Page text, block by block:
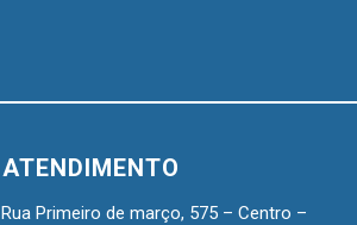
ATENDIMENTO
Rua Primeiro de março, 575 – Centro –